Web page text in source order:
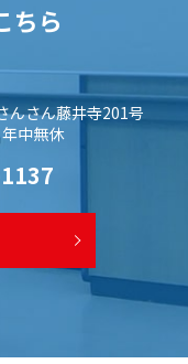
ちら
んさん藤井寺201号
中無休